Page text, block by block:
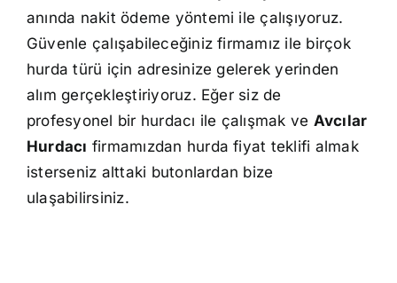
anında nakit ödeme yöntemi ile çalışıyoruz.
Güvenle çalışabileceğiniz firmamız ile birçok
hurda türü için adresinize gelerek yerinden
alım gerçekleştiriyoruz. Eğer siz de
profesyonel bir hurdacı ile çalışmak ve Avcılar
Hurdacı firmamızdan hurda fiyat teklifi almak
isterseniz alttaki butonlardan bize
ulaşabilirsiniz.